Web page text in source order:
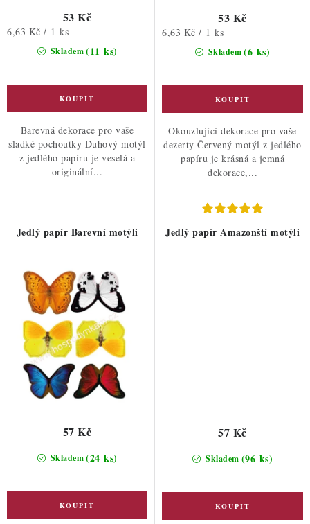
Skladem(11 ks)
53 Kč
Měrná
6,63 Kč / 1 ks
Barevná dekorace pro vaše
sladké pochoutky Duhový motýl
z jedlého papíru je veselá a
originální...
Skladem(6 ks)
53 Kč
Měrná
6,63 Kč / 1 ks
Okouzlující dekorace pro vaše
dezerty Červený motýl z jedlého
papíru je krásná a jemná
dekorace,...
Jedlý papír Barevní motýli
Skladem(24 ks)
57 Kč
Jedlý papír Amazonští motýli
Skladem (96 ks)
57 Kč